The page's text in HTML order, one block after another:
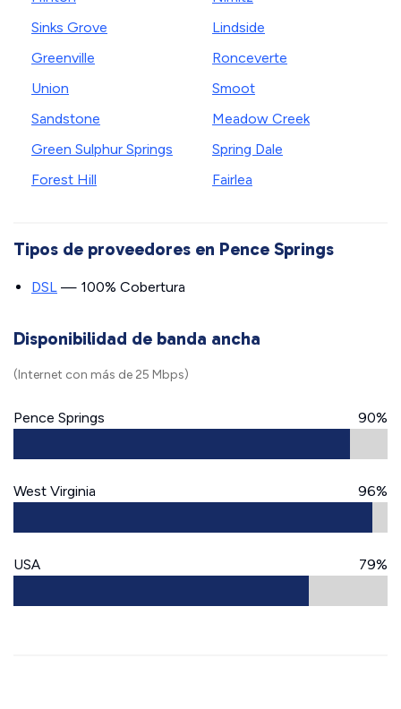
Sinks Grove
Greenville
Union
Sandstone
Green Sulphur Springs
Forest Hill
Lindside
Ronceverte
Smoot
Meadow Creek
Spring Dale
Fairlea
Tipos de proveedores en Pence Springs
DSL — 100% Cobertura
Disponibilidad de banda ancha
(Internet con más de 25 Mbps)
Pence Springs 90%
West Virginia 96%
USA 79%